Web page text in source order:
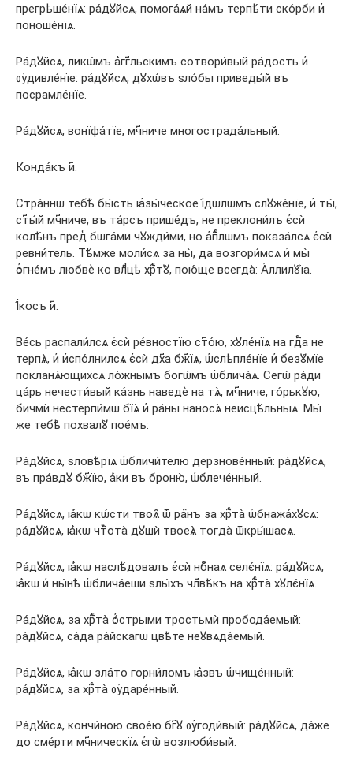
прегрѣше́нїѧ: ра́дꙋйсѧ, помога́ѧй на́мъ терпѣ́ти ско́рби и҆
поноше́нїѧ.
Ра́дꙋйсѧ, ликѡ́мъ а҆́гг҃льскимъ сотвори́вый ра́дость и҆
ᲂу҆дивле́нїе: ра́дꙋйсѧ, дꙋхѡ́въ ѕло́бы приведы́й въ
посрамле́нїе.
Ра́дꙋйсѧ, вонїфа́тїе, мч҃ниче многострада́льный.
Конда́къ и҃.
Стра́ннѡ тебѣ̀ бы́сть ꙗ҆зы́ческое і҆́дѡлѡмъ слꙋже́нїе, и҆ ты̀,
ст҃ы́й мч҃ниче, въ та́рсъ прише́дъ, не преклони́лъ є҆сѝ
колѣ́нъ пред̾ бѡга́ми чꙋжди́ми, но а҆пⷭ҇лѡмъ показа́лсѧ є҆сѝ
ревни́тель. Тѣ́мже моли́сѧ за ны̀, да возгори́мсѧ и҆ мы̀
ѻ҆гне́мъ любвѐ ко влⷣцѣ хрⷭ҇тꙋ̀, пою́ще всегда̀: А҆ллилꙋ́їа.
І҆́косъ и҃.
Ве́сь распали́лсѧ є҆сѝ ре́вностїю ст҃о́ю, хꙋле́нїѧ на гдⷭ҇а не
терпѧ̀, и҆ и҆спо́лнилсѧ є҆сѝ дх҃а бж҃їѧ, ѡ҆слѣпле́нїе и҆ безꙋ́мїе
покланѧ́ющихсѧ ло́жнымъ богѡ́мъ ѡ҆блича́ѧ. Сегѡ̀ ра́ди
ца́рь нечести́вый ка́знь наведѐ на тѧ̀, мч҃ниче, го́рькꙋю,
бичмѝ нестерпи́мѡ бїѧ̀ и҆ ра́ны наносѧ̀ неисцѣ́льныѧ. Мы́
же тебѣ̀ похвалꙋ̀ пое́мъ:
Ра́дꙋйсѧ, ѕловѣ́рїѧ ѡ҆бличи́телю дерзнове́нный: ра́дꙋйсѧ,
въ пра́вдꙋ бж҃їю, а҆́ки въ броню̀, ѡ҆блече́нный.
Ра́дꙋйсѧ, ꙗ҆́кѡ кѡ́сти твоѧ̑ ѿ ра̑нъ за хрⷭ҇та̀ ѡ҆бнажа́хꙋсѧ:
ра́дꙋйсѧ, ꙗ҆́кѡ чтⷭ҇ота̀ дꙋшѝ твоеѧ̀ тогда̀ ѿкры́шасѧ.
Ра́дꙋйсѧ, ꙗ҆́кѡ наслѣ́довалъ є҆сѝ нбⷭ҇наѧ селє́нїѧ: ра́дꙋйсѧ,
ꙗ҆́кѡ и҆ ны́нѣ ѡ҆блича́еши ѕлы́хъ чл҃вѣ́къ на хрⷭ҇та̀ хꙋлє́нїѧ.
Ра́дꙋйсѧ, за хрⷭ҇та̀ ѻ҆́стрыми тростьмѝ пробода́емый:
ра́дꙋйсѧ, са́да ра́йскагѡ цвѣ́те неꙋвѧда́емый.
Ра́дꙋйсѧ, ꙗ҆́кѡ зла́то горни́ломъ ꙗ҆́звъ ѡ҆чище́нный:
ра́дꙋйсѧ, за хрⷭ҇та̀ ᲂу҆даре́нный.
Ра́дꙋйсѧ, кончи́ною свое́ю бг҃ꙋ ᲂу҆годи́вый: ра́дꙋйсѧ, да́же
до сме́рти мч҃ническїѧ є҆гѡ̀ возлюби́вый.